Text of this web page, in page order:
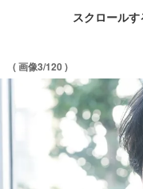
スクロール
( 画像3/120 )